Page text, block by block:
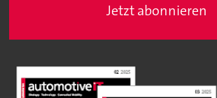
Jetzt abonnieren